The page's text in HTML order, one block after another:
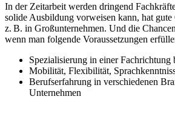
In der Zeitarbeit werden dringend
solide Ausbildung vorweisen kann, hat gute
z. B. in Großunternehmen. Und die
wenn man folgende Voraussetzungen
Spezialisierung in einer Fachrichtung
Mobilität, Flexibilität,
Berufserfahrung in verschiedenen
Unternehmen